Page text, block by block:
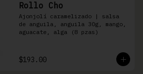
Rollo Cho
Ajonjolí caramelizado | salsa
de anguila, anguila 30g, mango,
aguacate, alga (8 pzas)
$193.00